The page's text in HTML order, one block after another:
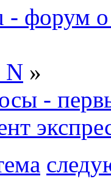
- форум
N »
-